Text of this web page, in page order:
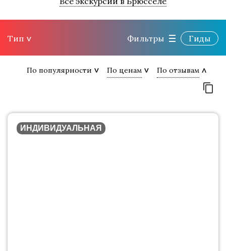
Тип Фильтры Гиды
По популярности По ценам По отзывам
ИНДИВИДУАЛЬНАЯ